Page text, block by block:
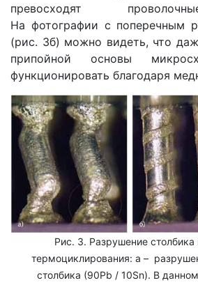
превосходят
На фотографии с поперечным
(рис. 3б) можно видеть, что
припойной основы
функционировать благодаря
Рис. 3. Разрушение столбика
термоциклирования: а –
столбика (90Pb / 10Sn). В